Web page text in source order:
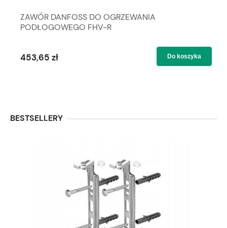
ZAWÓR DANFOSS DO OGRZEWANIA
PODŁOGOWEGO FHV-R
453,65 zł Do koszyka
BESTSELLERY